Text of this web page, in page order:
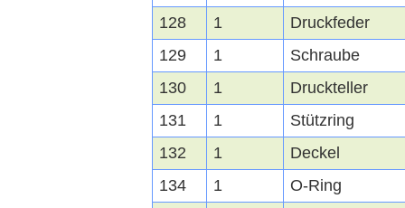
128
1
Druckfeder
129
1
Schraube
130
1
Druckteller
131
1
Stützring
132
1
Deckel
134
1
O-Ring